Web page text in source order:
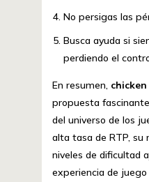
No persigas las
Busca ayuda si
perdiendo el
En resumen,
propuesta
del universo de los
alta tasa de RTP, su
niveles de dificultad
experiencia de